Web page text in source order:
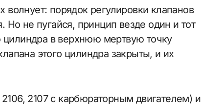
порядок регулировки клапанов
Но не пугайся, принцип везде один и тот
в верхнюю мертвую точку
этого цилиндра закрыты, и их
2107 с карбюраторным двигателем) и